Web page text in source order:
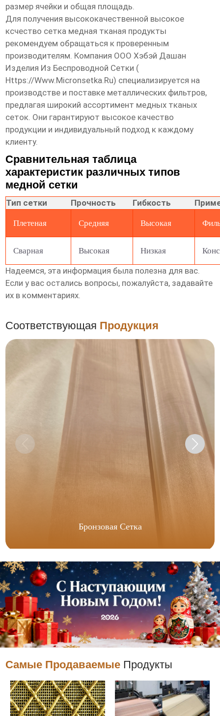
размер ячейки и общая площадь.
Для получения высококачественной высокое
ксчество сетка медная тканая продукты
рекомендуем обращаться к проверенным
производителям. Компания ООО Хэбэй Дашан
Изделия Из Беспроводной Сетки (
Https://www.micronsetka.ru) специализируется на
производстве и поставке металлических фильтров,
предлагая широкий ассортимент медных тканых
сеток. Они гарантируют высокое качество
продукции и индивидуальный подход к каждому
клиенту.
Сравнительная таблица
характеристик различных типов
медной сетки
Тип сетки Прочность Гибкость
Плетеная Средняя Высокая
Сварная Высокая Низкая
Надеемся, эта информация была полезна для вас.
Если у вас остались вопросы, пожалуйста, задавайте
их в комментариях.
Соответствующая Продукция
Бронзовая Сетка
Самые Продаваемые Продукты